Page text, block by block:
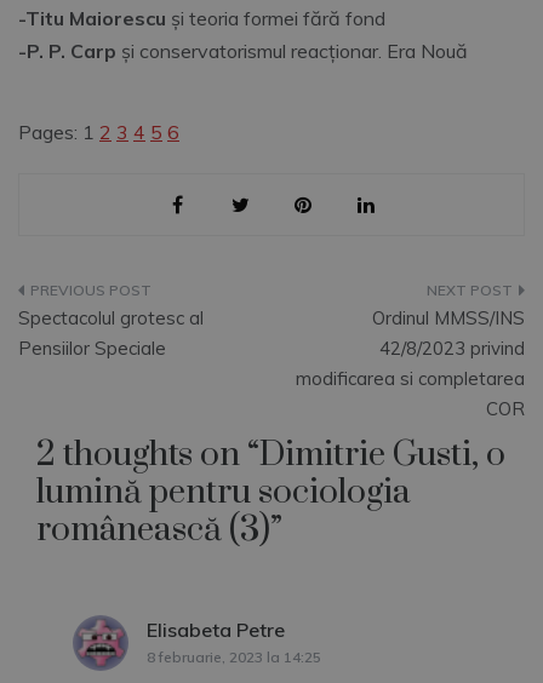
-Titu Maiorescu și teoria formei fără fond
-P. P. Carp și conservatorismul reacționar. Era Nouă
Pages: 1 2 3 4 5 6
Navigare
în
Spectacolul grotesc al
Pensiilor Speciale
Ordinul MMSS/INS
42/8/2023 privind
modificarea si completarea
COR
2 thoughts on “Dimitrie Gusti, o
lumină pentru sociologia
românească (3)”
Elisabeta Petre
8 februarie, 2023 la 14:25